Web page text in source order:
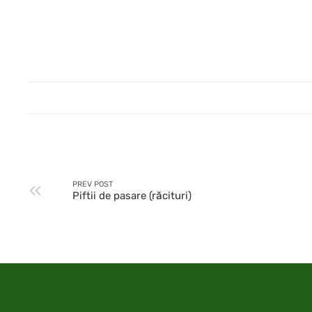
PREV POST
Piftii de pasare (răcituri)